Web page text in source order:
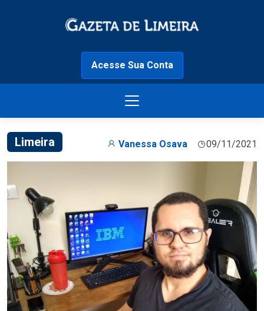
Acesse Sua Conta
Limeira Vanessa Osava 09/11/2021